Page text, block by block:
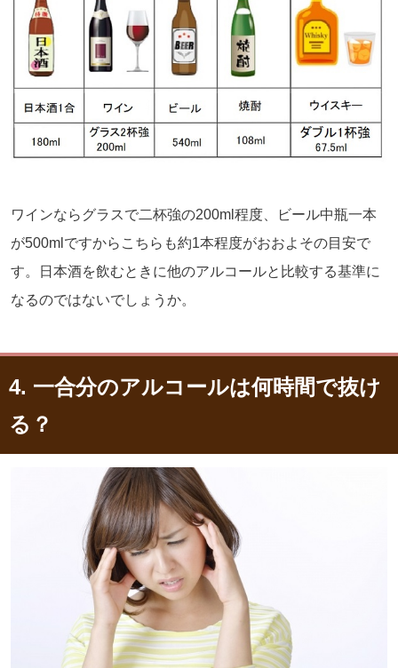
ワインならグラスで二杯強の200ml程度、ビール中瓶一本
が500mlですからこちらも約1本程度がおおよその目安で
す。日本酒を飲むときに他のアルコールと比較する基準に
なるのではないでしょうか。
4. 一合分のアルコールは何時間で抜け
る？